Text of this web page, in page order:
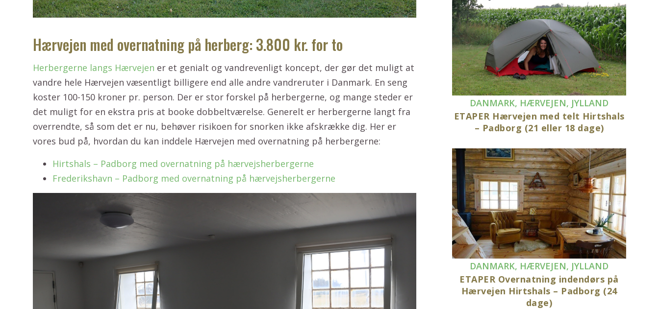
Hærvejen med overnatning på herberg: 3.800 kr. for to
Herbergerne langs Hærvejen er et genialt og vandrevenligt koncept, der gør det muligt at
vandre hele Hærvejen væsentligt billigere end alle andre vandreruter i Danmark. En seng
koster 100-150 kroner pr. person. Der er stor forskel på herbergerne, og mange steder er
det muligt for en ekstra pris at booke dobbeltværelse. Generelt er herbergerne langt fra
overrendte, så som det er nu, behøver risikoen for snorken ikke afskrække dig. Her er
vores bud på, hvordan du kan inddele Hærvejen med overnatning på herbergerne:
Hirtshals – Padborg med overnatning på hærvejsherbergerne
Frederikshavn – Padborg med overnatning på hærvejsherbergerne
DANMARK, HÆRVEJEN, JYLLAND
ETAPER Hærvejen med telt Hirtshals
– Padborg (21 eller 18 dage)
DANMARK, HÆRVEJEN, JYLLAND
ETAPER Overnatning indendørs på
Hærvejen Hirtshals – Padborg (24
dage)